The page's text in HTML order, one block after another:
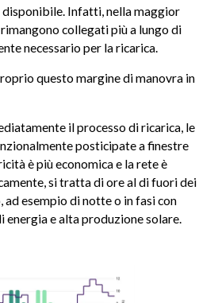
Infatti, nella maggior
collegati più a lungo di
necessario per la ricarica.
questo margine di manovra in
il processo di ricarica, le
posticipate a finestre
è più economica e la rete è
si tratta di ore al di fuori dei
ad esempio di notte o in fasi con
e alta produzione solare.